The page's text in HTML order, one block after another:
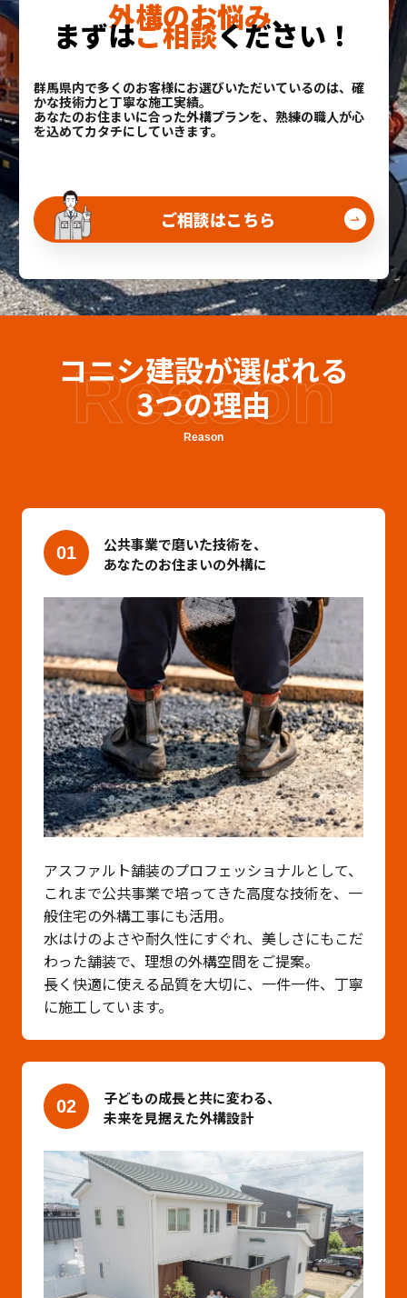
外構のお悩み、
まずはご相談ください！
群馬県内で多くのお客様にお選びいただいているのは、確
かな技術力と丁寧な施工実績。
あなたのお住まいに合った外構プランを、熟練の職人が心
を込めてカタチにしていきます。
ご相談はこちら
Reason
コニシ建設が選ばれる
3つの理由
Reason
01
公共事業で磨いた技術を、
あなたのお住まいの外構に
アスファルト舗装のプロフェッショナルとして、
これまで公共事業で培ってきた高度な技術を、一
般住宅の外構工事にも活用。
水はけのよさや耐久性にすぐれ、美しさにもこだ
わった舗装で、理想の外構空間をご提案。
長く快適に使える品質を大切に、一件一件、丁寧
に施工しています。
02
子どもの成長と共に変わる、
未来を見据えた外構設計